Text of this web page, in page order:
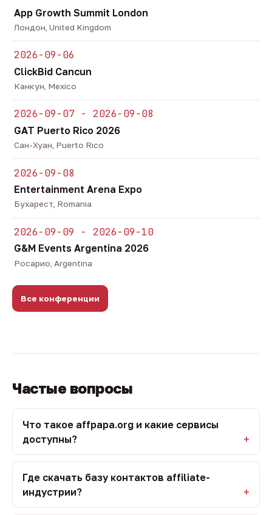
App Growth Summit London
Лондон, United Kingdom
2026-09-06
ClickBid Cancun
Канкун, Mexico
2026-09-07 - 2026-09-08
GAT Puerto Rico 2026
Сан-Хуан, Puerto Rico
2026-09-08
Entertainment Arena Expo
Бухарест, Romania
2026-09-09 - 2026-09-10
G&M Events Argentina 2026
Росарио, Argentina
Все конференции
Частые вопросы
Что такое affpapa.org и какие сервисы
доступны?
Где скачать базу контактов affiliate-
индустрии?